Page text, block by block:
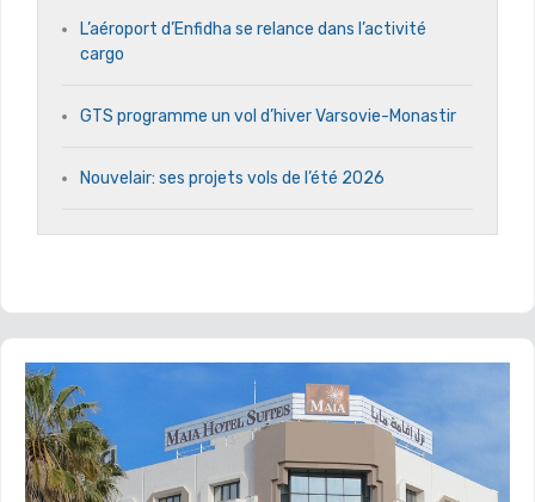
L’aéroport d’Enfidha se relance dans l’activité
cargo
GTS programme un vol d’hiver Varsovie-Monastir
Nouvelair: ses projets vols de l’été 2026